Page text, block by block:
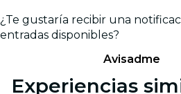
¿Te gustaría recibir una
entradas disponibles?
Avisadme
Experiencias